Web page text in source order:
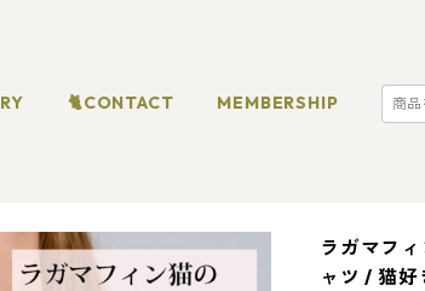
🐈CONTACT MEMBERSHIP
ラガマフ
ャツ / 猫